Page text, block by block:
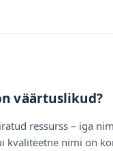
väärtuslikud?
ressurss – iga
kvaliteetne nimi on